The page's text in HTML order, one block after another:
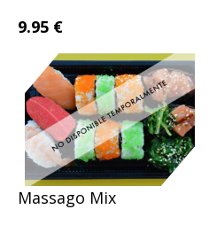
9.95 €
Massago Mix